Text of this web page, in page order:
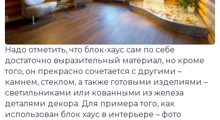
Надо отметить, что блок-хаус сам по себе
достаточно выразительный материал, но кроме
того, он прекрасно сочетается с другими –
камнем, стеклом, а также готовыми изделиями –
светильниками или кованными из железа
деталями декора. Для примера того, как
использован блок хаус в интерьере – фото